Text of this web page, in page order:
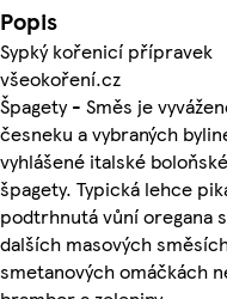
Popis
Sypký kořenicí přípravek
všeokoření.cz
Špagety - Směs je
česneku a vybraných
vyhlášené italské
špagety. Typická lehce
podtrhnutá vůní oregana
dalších masových
smetanových omáčkách